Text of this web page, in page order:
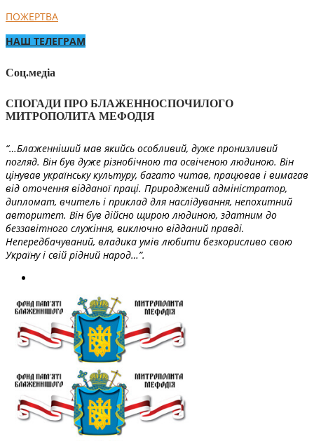
ПОЖЕРТВА
НАШ ТЕЛЕГРАМ
Соц.медіа
СПОГАДИ ПРО БЛАЖЕННОСПОЧИЛОГО
МИТРОПОЛИТА МЕФОДІЯ
“…Блаженніший мав якийсь особливий, дуже пронизливий
погляд. Він був дуже різнобічною та освіченою людиною. Він
цінував українську культуру, багато читав, працював і вимагав
від оточення відданої праці. Природжений адміністратор,
дипломат, вчитель і приклад для наслідування, непохитний
авторитет. Він був дійсно щирою людиною, здатним до
беззавітного служіння, виключно відданий правді.
Непередбачуваний, владика умів любити безкорисливо свою
Україну і свій рідний народ…”.